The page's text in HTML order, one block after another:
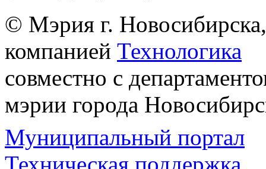
© Мэрия г.
компанией Технологика
совместно с
мэрии города
Муниципальный портал